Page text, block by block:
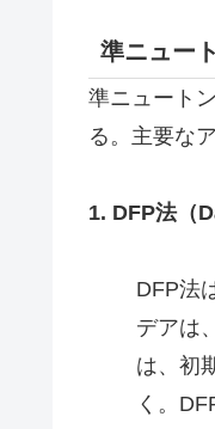
準ニュー
準ニュート
る。主要な
1. DFP法（
DFP法
デアは
は、初
く。